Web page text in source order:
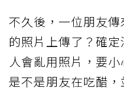
不久後，一位朋友
的照片上傳了？確
人會亂用照片，要
是不是朋友在吃醋，